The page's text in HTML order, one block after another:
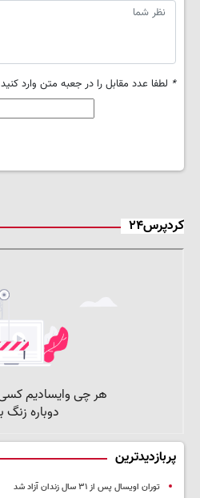
* لطفا عدد مقابل را در جعبه متن وارد کنید
کردپرس۲۴
پربازدیدترین
توران اویسال پس از ۳۱ سال زندان آزاد شد